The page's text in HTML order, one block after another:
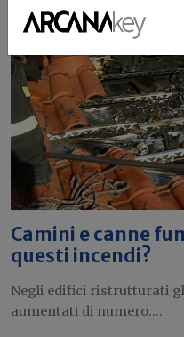
Fisco
Camini e canne
questi incendi?
Negli edifici ristrutturati
aumentati di numero....